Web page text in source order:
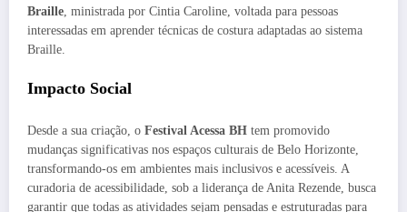
Braille , ministrada por Cintia Caroline, voltada para pessoas
interessadas em aprender técnicas de costura adaptadas ao sistema
Braille.
Impacto Social
Desde a sua criação, o Festival Acessa BH tem promovido
mudanças significativas nos espaços culturais de Belo Horizonte,
transformando-os em ambientes mais inclusivos e acessíveis. A
curadoria de acessibilidade, sob a liderança de Anita Rezende, busca
garantir que todas as atividades sejam pensadas e estruturadas para